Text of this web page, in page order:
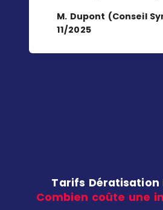
M. Dupont (Conseil
11/2025
Tarifs Dératisation
Combien coûte une